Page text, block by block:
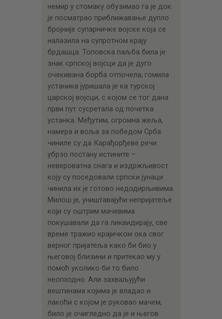
немир у стомаку обузимао га је док
је посматрао приближавање дупло
бројније супарничке војске која се
налазила на супротном крају
брдашца. Топовска паљба била је
знак српској војсци да је дуго
очекивана борба отпочела; гомила
устаника јуришала је ка турској
царској војсци, с којом се тог дана
први пут сусретала од почетка
устанка. Међутим, огромна жеља,
намера и воља за победом Срба
чиниле су да Карађорђеве речи
убрзо постану истините –
невероватна снага и издржљивост
коју су поседовали српски јунаци
чинила их је готово недодирљивима.
Милош је, уништавајући непријатеље
који су оштрим мачевима
покушавали да га ликвидирају, све
време тражио крајичком ока свог
верног пријатеља како би био у
његовој близини и притекао му у
помоћ уколико би то било
неопходно. Али захваљујући
вештинама којима је владао и
лакоћи с којом је руковао мачем,
било је очигледно да је и његов